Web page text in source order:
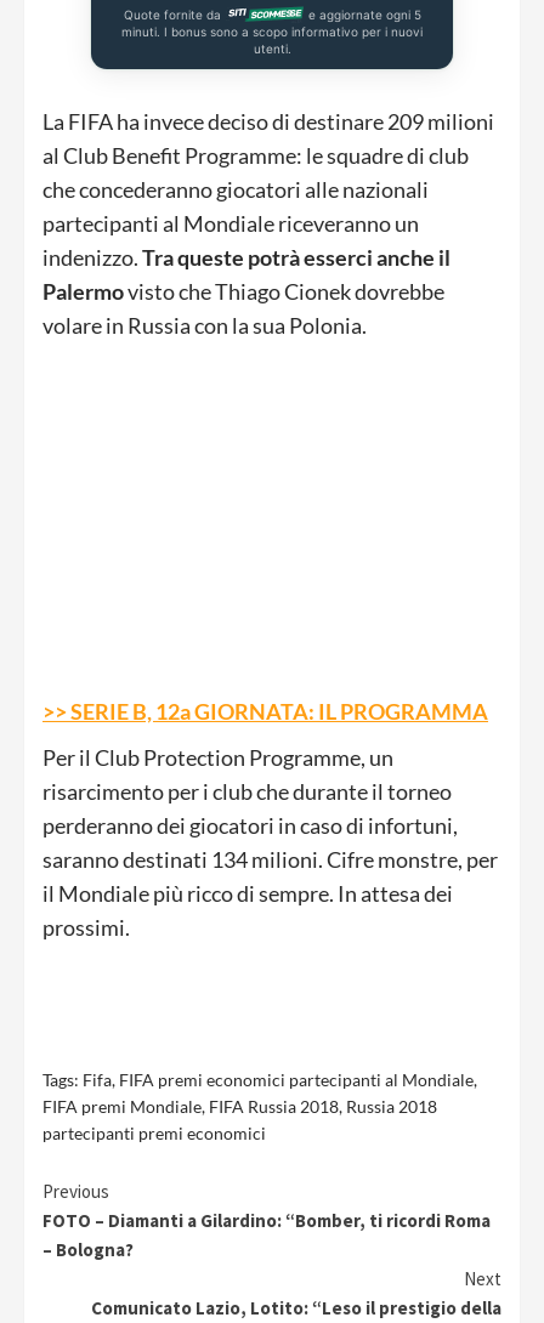
Quote fornite da
e aggiornate ogni 5
minuti. I bonus sono a scopo informativo per i nuovi
utenti.
La FIFA ha invece deciso di destinare 209 milioni
al Club Benefit Programme: le squadre di club
che concederanno giocatori alle nazionali
partecipanti al Mondiale riceveranno un
indenizzo.Tra queste potrà esserci anche il
Palermovisto che Thiago Cionek dovrebbe
volare in Russia con la sua Polonia.
>> SERIE B, 12a GIORNATA: IL PROGRAMMA
Per il Club Protection Programme, un
risarcimento per i club che durante il torneo
perderanno dei giocatori in caso di infortuni,
saranno destinati 134 milioni. Cifre monstre, per
il Mondiale più ricco di sempre. In attesa dei
prossimi.
Tags: Fifa, FIFA premi economici partecipanti al Mondiale,
FIFA premi Mondiale, FIFA Russia 2018, Russia 2018
partecipanti premi economici
Continue
Reading
Previous
FOTO – Diamanti a Gilardino: “Bomber, ti ricordi Roma
– Bologna?
Next
Comunicato Lazio, Lotito: “Leso il prestigio della